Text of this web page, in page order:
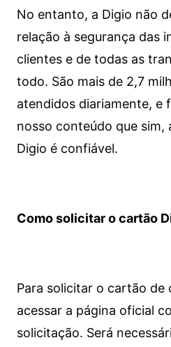
No entanto, a Digio não
relação à segurança das
clientes e de todas as
todo. São mais de 2,7
atendidos diariamente, e
nosso conteúdo que sim,
Digio é confiável.
Como solicitar o cartão
Para solicitar o cartão de
acessar a página oficial
solicitação. Será